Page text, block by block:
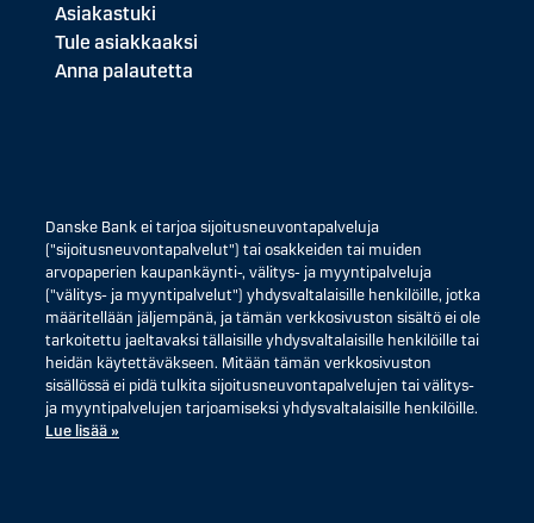
Asiakastuki
Tule asiakkaaksi
Anna palautetta
Danske Bank ei tarjoa sijoitusneuvontapalveluja
("sijoitusneuvontapalvelut") tai osakkeiden tai muiden
arvopaperien kaupankäynti-, välitys- ja myyntipalveluja
("välitys- ja myyntipalvelut") yhdysvaltalaisille henkilöille, jotka
määritellään jäljempänä, ja tämän verkkosivuston sisältö ei ole
tarkoitettu jaeltavaksi tällaisille yhdysvaltalaisille henkilöille tai
heidän käytettäväkseen. Mitään tämän verkkosivuston
sisällössä ei pidä tulkita sijoitusneuvontapalvelujen tai välitys-
ja myyntipalvelujen tarjoamiseksi yhdysvaltalaisille henkilöille.
Lue lisää »